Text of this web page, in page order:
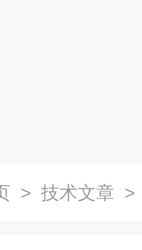
> 技术文章 >